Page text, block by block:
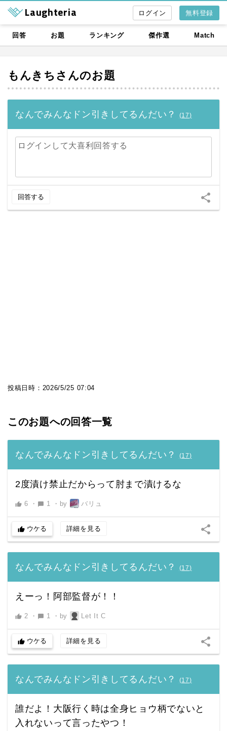
Laughteria 無料登録
回答 お題 ランキング 傑作選 Match
もんきち さんのお題
なんでみんなドン引きしてるんだい？ (17)
ログインして大喜利回答する
回答する share
投稿日時： 2026/5/25 07:04
このお題への回答一覧
なんでみんなドン引きしてるんだい？ (17)
2度漬け禁止だからって肘まで漬けるな
thumb_up 6 ・ chat_bubble 1 ・ by バリュ
thumb_up ウケる 詳細を見る share
なんでみんなドン引きしてるんだい？ (17)
えーっ！阿部監督が！！
thumb_up 2 ・ chat_bubble 1 ・ by Let It C
thumb_up ウケる 詳細を見る share
なんでみんなドン引きしてるんだい？ (17)
誰だよ！大阪行く時は全身ヒョウ柄でないと
入れないって言ったやつ！